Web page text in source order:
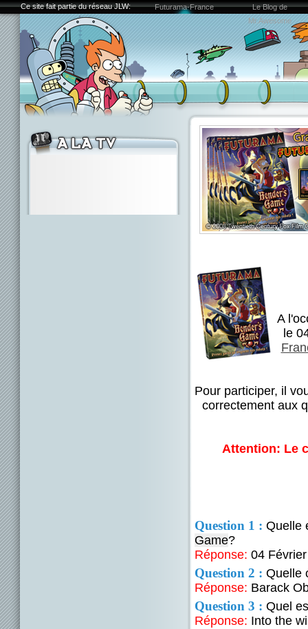
Ce site fait partie du réseau JLW: Futurama-France
Le Blog de
Mr.Awesome
A
le
Pour participer, il
correctement aux
Attention: Le
Question 1 : Quelle
Game?
Réponse: 04
Question 2 : Quelle
Réponse: Barack
Question 3 : Quel
Réponse: Into the